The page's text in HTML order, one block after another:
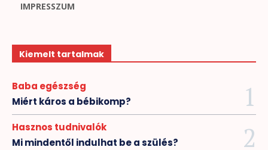
IMPRESSZUM
Kiemelt tartalmak
Baba egészség
Miért káros a bébikomp?
Hasznos tudnivalók
Mi mindentől indulhat be a szülés?